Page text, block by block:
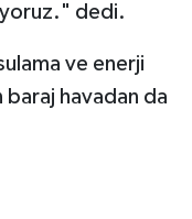
dedi.
ve enerji
baraj havadan da